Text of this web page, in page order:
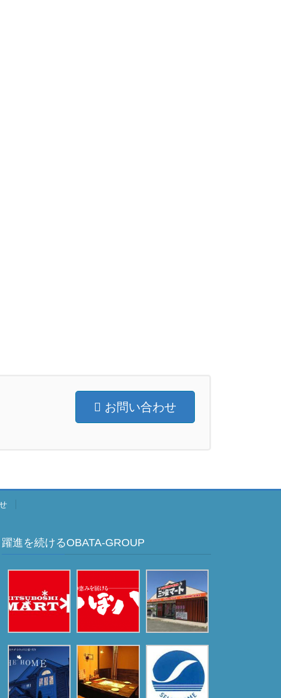
お問い合わせ
躍進を続けるOBATA-GROUP